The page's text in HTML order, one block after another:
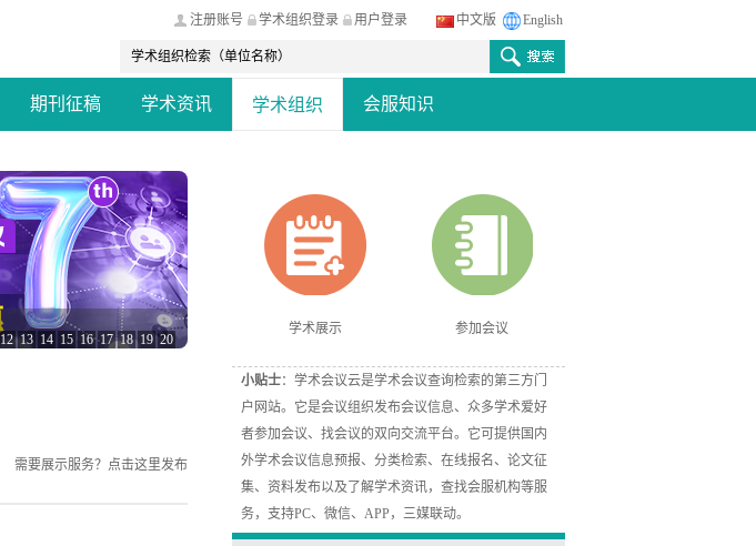
中文版 English
注册账号 学术组织登录 用户登录
期刊征稿 学术资讯 学术组织 会服知识
12 13 14 15 16 17 18 19 20
需要展示服务？ 点击这里发布
学术展示 参加会议
小贴士：学术会议云是学术会议查询检索的第三方门
户网站。它是会议组织发布会议信息、众多学术爱好
者参加会议、找会议的双向交流平台。它可提供国内
外学术会议信息预报、分类检索、在线报名、论文征
集、资料发布以及了解学术资讯，查找会服机构等服
务，支持PC、微信、APP，三媒联动。